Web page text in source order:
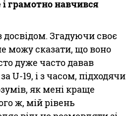
грамотно навчився
досвідом. Згадуючи своє
можу сказати, що воно
дуже часто давав
U-19, і з часом, підходячи
як мені краще
ж, мій рівень